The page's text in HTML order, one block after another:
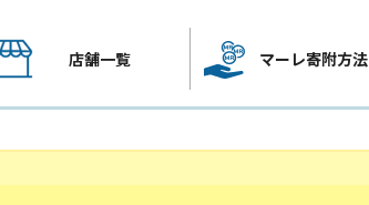
店舗一覧 マーレ寄附方法